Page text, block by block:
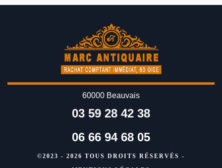
60000 Beauvais
03 59 28 42 38
06 66 94 68 05
©2023 - 2026 TOUS DROITS RÉSERVÉS -